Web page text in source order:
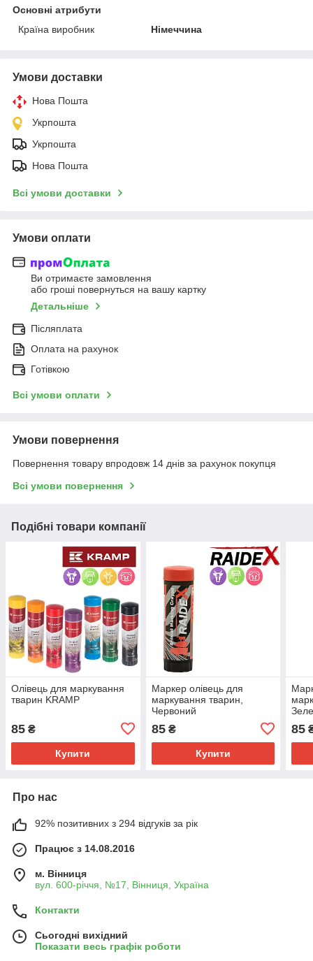
Основні атрибути
Країна виробник
Німеччина
Умови доставки
Нова Пошта
Укрпошта
Укрпошта
Нова Пошта
Всі умови доставки
Умови оплати
Ви отримаєте замовлення
або гроші повернуться на вашу картку
Детальніше
Післяплата
Оплата на рахунок
Готівкою
Всі умови оплати
Умови повернення
Повернення товару впродовж 14 днів за рахунок покупця
Всі умови повернення
Подібні товари компанії
Олівець для маркування
тварин KRAMP
85 ₴
Купити
Маркер олівець для
маркування тварин,
Червоний
85₴
Купити
85
Про нас
92% позитивних з 294 відгуків за рік
Працює з 14.08.2016
м. Вінниця
вул. 600-річчя, №17, Вінниця, Україна
Контакти
Сьогодні вихідний
Показати весь графік роботи